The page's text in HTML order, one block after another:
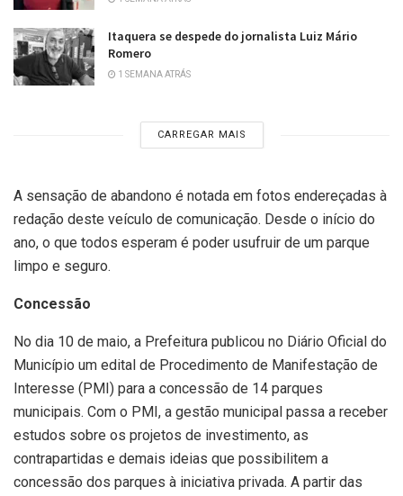
Itaquera se despede do jornalista Luiz Mário
Romero
1 SEMANA ATRÁS
CARREGAR MAIS
A sensação de abandono é notada em fotos endereçadas à
redação deste veículo de comunicação. Desde o início do
ano, o que todos esperam é poder usufruir de um parque
limpo e seguro.
Concessão
No dia 10 de maio, a Prefeitura publicou no Diário Oficial do
Município um edital de Procedimento de Manifestação de
Interesse (PMI) para a concessão de 14 parques
municipais. Com o PMI, a gestão municipal passa a receber
estudos sobre os projetos de investimento, as
contrapartidas e demais ideias que possibilitem a
concessão dos parques à iniciativa privada. A partir das